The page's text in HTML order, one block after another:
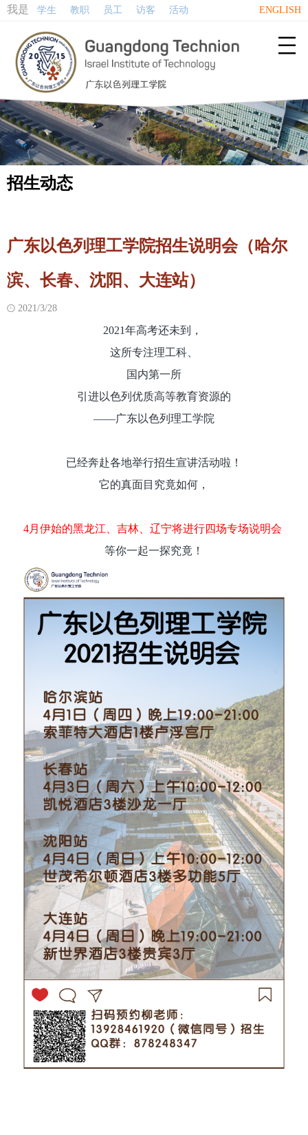
我是 学生 教职 员工 访客 活动 ENGLISH

招生动态
广东以色列理工学院招生说明会（哈尔
滨、长春、沈阳、大连站）
 2021/3/28
2021年高考还未到，
这所专注理工科、
国内第一所
引进以色列优质高等教育资源的
——广东以色列理工学院
已经奔赴各地举行招生宣讲活动啦！
它的真面目究竟如何，
4月伊始的黑龙江、吉林、辽宁将进行四场专场说明会
等你一起一探究竟！